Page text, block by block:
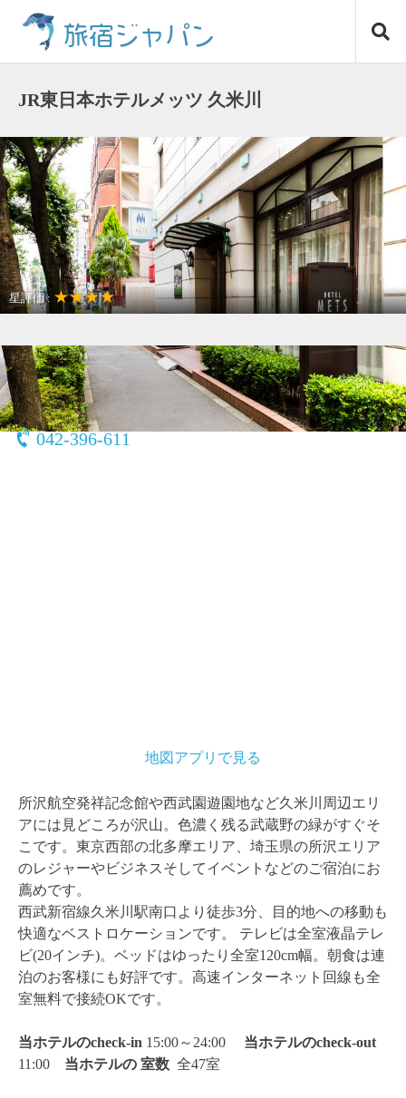
ス
キ
ッ
プ
旅宿ジャパン
JR東日本ホテルメッツ 久米川
星評価 : ★★★★
〒89-0013
東京都 東村山市栄町2-31-4
042-396-611
地図アプリで見る
所沢航空発祥記念館や西武園遊園地など久米川周辺エリ
アには見どころが沢山。色濃く残る武蔵野の緑がすぐそ
こです。東京西部の北多摩エリア、埼玉県の所沢エリア
のレジャーやビジネスそしてイベントなどのご宿泊にお
薦めです。
西武新宿線久米川駅南口より徒歩3分、目的地への移動も
快適なベストロケーションです。 テレビは全室液晶テレ
ビ(20インチ)。ベッドはゆったり全室120cm幅。朝食は連
泊のお客様にも好評です。高速インターネット回線も全
室無料で接続OKです。
当ホテルのcheck-in 15:00～24:00 当ホテルのcheck-out
11:00 当ホテルの 室数 全47室